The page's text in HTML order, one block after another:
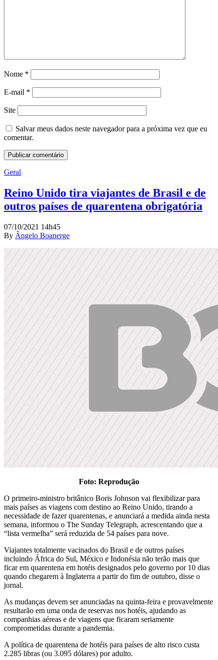
Nome *
E-mail *
Site
Salvar meus dados neste navegador para a próxima vez que eu
comentar.
Geral
Reino Unido tira viajantes de Brasil e de
outros países de quarentena obrigatória
07/10/2021 14h45
By Ângelo Boanerge
Foto: Reprodução
O primeiro-ministro britânico Boris Johnson vai flexibilizar para
mais países as viagens com destino ao Reino Unido, tirando a
necessidade de fazer quarentenas, e anunciará a medida ainda nesta
semana, informou o The Sunday Telegraph, acrescentando que a
“lista vermelha” será reduzida de 54 países para nove.
Viajantes totalmente vacinados do Brasil e de outros países
incluindo África do Sul, México e Indonésia não terão mais que
ficar em quarentena em hotéis designados pelo governo por 10 dias
quando chegarem à Inglaterra a partir do fim de outubro, disse o
jornal.
As mudanças devem ser anunciadas na quinta-feira e provavelmente
resultarão em uma onda de reservas nos hotéis, ajudando as
companhias aéreas e de viagens que ficaram seriamente
comprometidas durante a pandemia.
A política de quarentena de hotéis para países de alto risco custa
2.285 libras (ou 3.095 dólares) por adulto.